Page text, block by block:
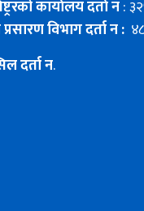
कार्यालय दर्ता न:
विभाग दर्ता न :
दर्ता न.